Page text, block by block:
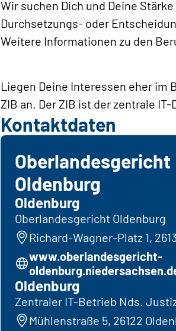
Wir suchen Dich und Deine
Durchsetzungs- oder
Weitere Informationen zu den
Liegen Deine Interessen eher im
ZIB an. Der ZIB ist der zentrale
Kontaktdaten
Oberlandesgericht
Oldenburg
Oldenburg
Oberlandesgericht Oldenburg
Richard-Wagner-Platz 1,
www.oberlandesgericht-
Oldenburg
Zentraler IT-Betrieb Nds.
Mühlenstraße 5, 26122